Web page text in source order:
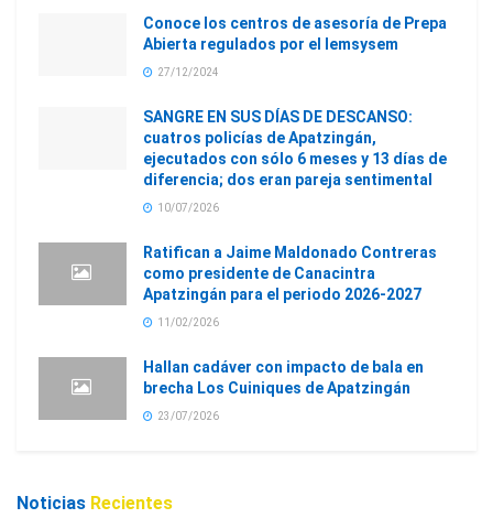
Conoce los centros de asesoría de Prepa
Abierta regulados por el Iemsysem
27/12/2024
SANGRE EN SUS DÍAS DE DESCANSO:
cuatros policías de Apatzingán,
ejecutados con sólo 6 meses y 13 días de
diferencia; dos eran pareja sentimental
10/07/2026
Ratifican a Jaime Maldonado Contreras
como presidente de Canacintra
Apatzingán para el periodo 2026-2027
11/02/2026
Hallan cadáver con impacto de bala en
brecha Los Cuiniques de Apatzingán
23/07/2026
Noticias Recientes